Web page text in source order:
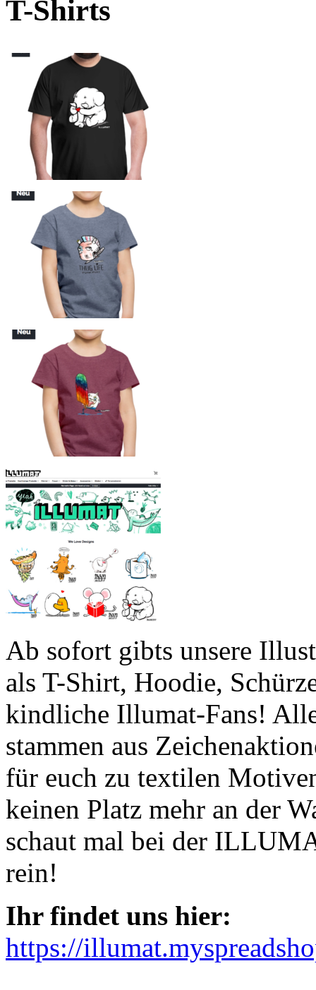
T-Shirts
Ab sofort gibts unsere
als T-Shirt, Hoodie,
kindliche Illumat-Fans!
stammen aus
für euch zu textilen
keinen Platz mehr an der
schaut mal bei der
rein!
Ihr findet uns hier:
https://